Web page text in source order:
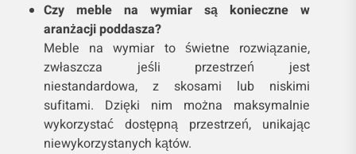
Czy meble na wymiar są konieczne w
aranżacji poddasza?
Meble na wymiar to świetne rozwiązanie,
zwłaszcza jeśli przestrzeń jest
niestandardowa, z skosami lub niskimi
sufitami. Dzięki nim można maksymalnie
wykorzystać dostępną przestrzeń, unikając
niewykorzystanych kątów.